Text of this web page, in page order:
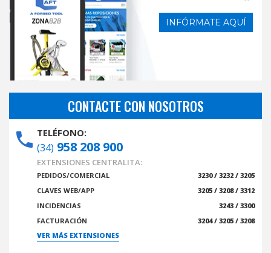
INFÓRMATE AQUÍ
CONTACTE CON NOSOTROS
TELÉFONO:
(34) 958 208 900
EXTENSIONES CENTRALITA:
PEDIDOS/COMERCIAL
3230 / 3232 / 3205
CLAVES WEB/APP
3205 / 3208 / 3312
INCIDENCIAS
3243 / 3300
FACTURACIÓN
3204 / 3205 / 3208
VER MÁS EXTENSIONES